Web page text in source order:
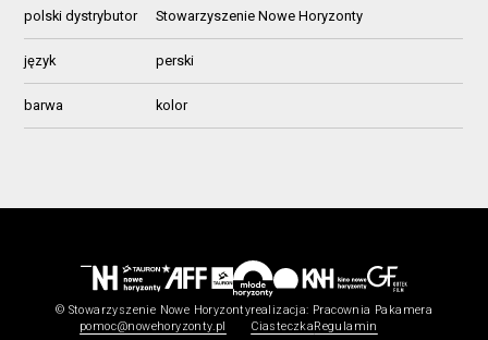
polski dystrybutor Stowarzyszenie Nowe Horyzonty
język perski
barwa kolor
© Stowarzyszenie Nowe Horyzonty
pomoc@nowehoryzonty.pl
realizacja: Pracownia Pakamera
CiasteczkaRegulamin